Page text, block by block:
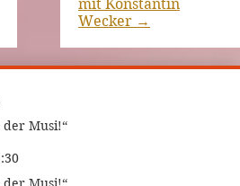
mit Konstantin
Wecker →
Musi!“